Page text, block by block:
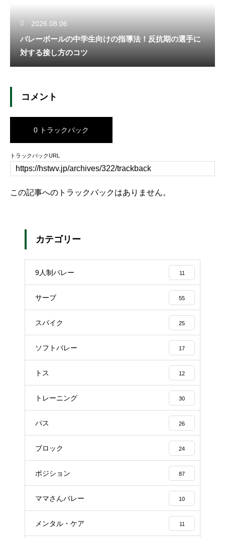
2026.08.06
バレーボールの中学生向けの指導法！反抗期の選手に
対する接し方のコツ
コメント
0 トラックバック
トラックバックURL
この記事へのトラックバックはありません。
カテゴリー
9人制バレー 11
サーブ 55
スパイク 25
ソフトバレー 17
トス 12
トレーニング 30
パス 26
ブロック 24
ポジション 87
ママさんバレー 10
メンタル・ケア 11